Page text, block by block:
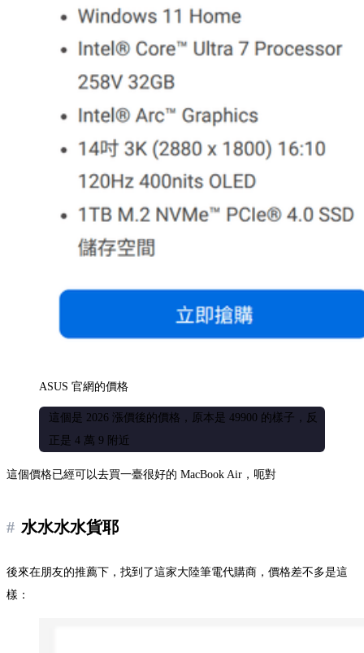
ASUS 官網的價格
這個是 2026 漲價後的價格，原本是 49900 的樣子，反
正是 4 萬 9 附近
這個價格已經可以去買一臺很好的 MacBook Air，呃對
水水水水貨耶
後來在朋友的推薦下，找到了這家大陸筆電代購商，價格差不多是這
樣：